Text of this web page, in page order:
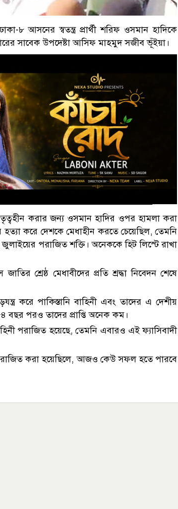
৮ আসনের স্বতন্ত্র প্রার্থী শরিফ ওসমান হাদিকে
সাবেক উপদেষ্টা আসিফ মাহমুদ সজীব ভূঁইয়া।
করার জন্য ওসমান হাদির ওপর হামলা করা
হত্যা করে দেশকে মেধাহীন করতে চেয়েছিল, তেমনি
জুলাইয়ের পরাজিত শক্তি। অনেককে হিট লিস্টে রাখা
শ্রেষ্ঠ মেধাবীদের প্রতি শ্রদ্ধা নিবেদন শেষে
করে পাকিস্তানি বাহিনী এবং তাদের এ দেশীয়
বছর পরও তাদের প্রাপ্তি অনেক কম।
পরাজিত হয়েছে, তেমনি এবারও এই ফ্যাসিবাদী
করা হয়েছিলে, আজও কেউ সফল হতে পারবে